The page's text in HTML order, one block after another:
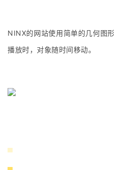
NINX的网站使用简单的几何图
播放时，对象随时间移动。